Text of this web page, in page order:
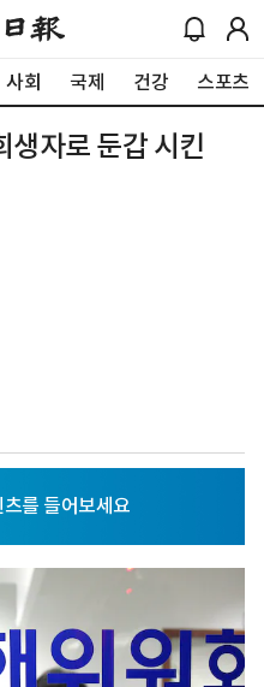
사회 국제 건강 스포츠
생자로 둔갑 시킨